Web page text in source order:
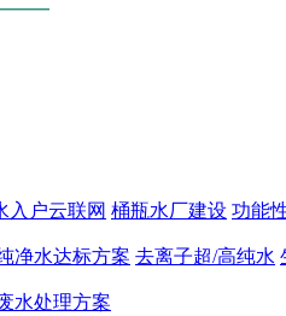
——
入户云联网 桶瓶水厂建设 功能
净水达标方案 去离子超/高纯水
水处理方案